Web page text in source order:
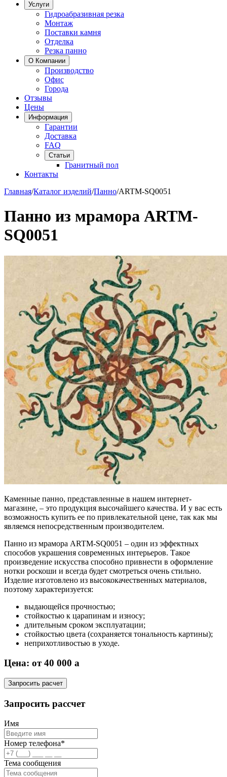
Услуги
Гидроабразивная резка
Монтаж
Поставки камня
Отделка
Резка панно
О Компании
Производство
Офис
Города
Отзывы
Цены
Информация
Гарантии
Доставка
FAQ
Статьи
Гранитный пол
Контакты
Главная/Каталог изделий/Панно/ARTM-SQ0051
Панно из мрамора ARTM-
SQ0051
Каменные панно, представленные в нашем интернет-
магазине, – это продукция высочайшего качества. И у вас есть
возможность купить ее по привлекательной цене, так как мы
являемся непосредственным производителем.
Панно из мрамора ARTM-SQ0051 – один из эффектных
способов украшения современных интерьеров. Такое
произведение искусства способно привнести в оформление
нотки роскоши и всегда будет смотреться очень стильно.
Изделие изготовлено из высококачественных материалов,
поэтому характеризуется:
выдающейся прочностью;
стойкостью к царапинам и износу;
длительным сроком эксплуатации;
стойкостью цвета (сохраняется тональность картины);
неприхотливостью в уходе.
Цена: от 40 000 a
Запросить расчет
Запросить рассчет
Имя
Номер телефона*
Тема сообщения